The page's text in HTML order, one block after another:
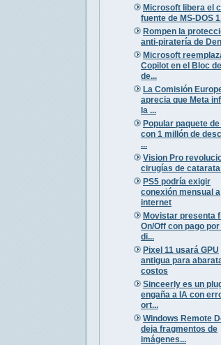
Microsoft libera el
fuente de MS-DOS
Rompen la
anti-piratería de
Microsoft
Copilot en el Bloc
de...
La Comisión
aprecia que Meta
la ...
Popular paquete de
con 1 millón de
...
Vision Pro
cirugías de
PS5 podría exigir
conexión mensual a
internet
Movistar presenta
On/Off con pago
di...
Pixel 11 usará GPU
antigua para
costos
Sinceerly es un
engaña a IA con
ort...
Windows Remote
deja fragmentos de
imágenes...